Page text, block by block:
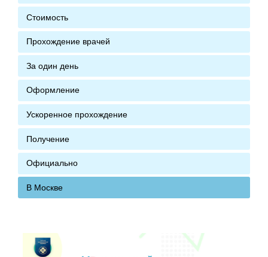
Стоимость
Прохождение врачей
За один день
Оформление
Ускоренное прохождение
Получение
Официально
В Москве